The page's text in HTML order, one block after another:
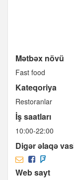
Mətbəx növü
Fast food
Kateqoriya
Restoranlar
İş saatları
10:00-22:00
Digər əlaqə
Web sayt